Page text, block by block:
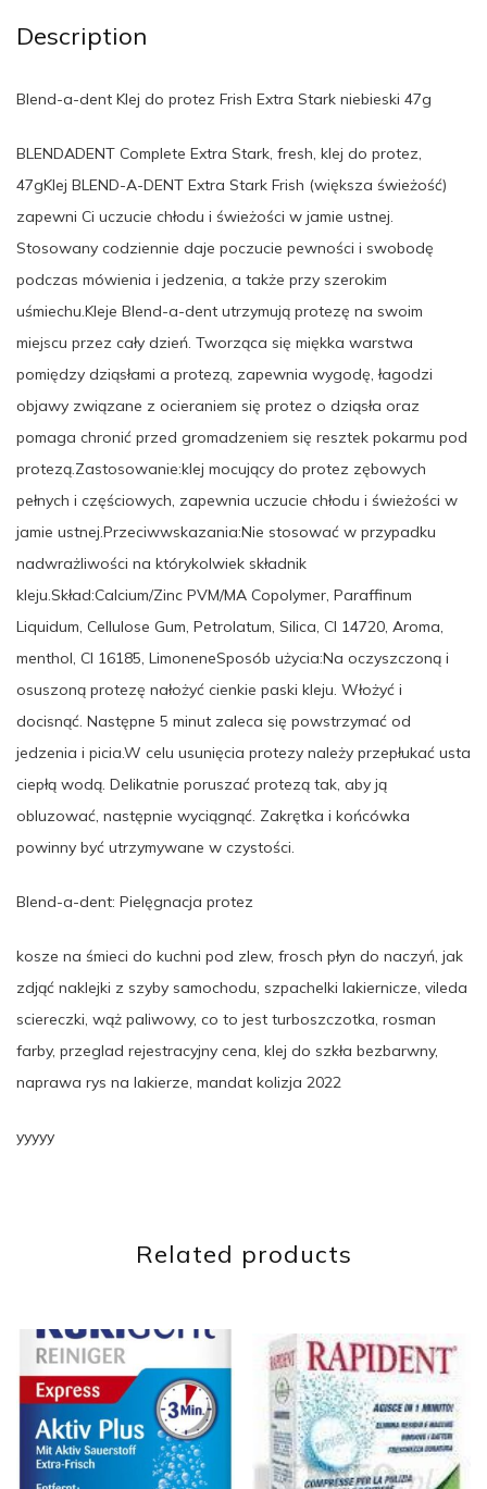
Description
Blend-a-dent Klej do protez Frish Extra Stark niebieski 47g
BLENDADENT Complete Extra Stark, fresh, klej do protez,
47gKlej BLEND-A-DENT Extra Stark Frish (większa świeżość)
zapewni Ci uczucie chłodu i świeżości w jamie ustnej.
Stosowany codziennie daje poczucie pewności i swobodę
podczas mówienia i jedzenia, a także przy szerokim
uśmiechu.Kleje Blend-a-dent utrzymują protezę na swoim
miejscu przez cały dzień. Tworząca się miękka warstwa
pomiędzy dziąsłami a protezą, zapewnia wygodę, łagodzi
objawy związane z ocieraniem się protez o dziąsła oraz
pomaga chronić przed gromadzeniem się resztek pokarmu pod
protezą.Zastosowanie:klej mocujący do protez zębowych
pełnych i częściowych, zapewnia uczucie chłodu i świeżości w
jamie ustnej.Przeciwwskazania:Nie stosować w przypadku
nadwrażliwości na którykolwiek składnik
kleju.Skład:Calcium/Zinc PVM/MA Copolymer, Paraffinum
Liquidum, Cellulose Gum, Petrolatum, Silica, CI 14720, Aroma,
menthol, CI 16185, LimoneneSposób użycia:Na oczyszczoną i
osuszoną protezę nałożyć cienkie paski kleju. Włożyć i
docisnąć. Następne 5 minut zaleca się powstrzymać od
jedzenia i picia.W celu usunięcia protezy należy przepłukać usta
ciepłą wodą. Delikatnie poruszać protezą tak, aby ją
obluzować, następnie wyciągnąć. Zakrętka i końcówka
powinny być utrzymywane w czystości.
Blend-a-dent: Pielęgnacja protez
kosze na śmieci do kuchni pod zlew, frosch płyn do naczyń, jak
zdjąć naklejki z szyby samochodu, szpachelki lakiernicze, vileda
sciereczki, wąż paliwowy, co to jest turboszczotka, rosman
farby, przeglad rejestracyjny cena, klej do szkła bezbarwny,
naprawa rys na lakierze, mandat kolizja 2022
yyyyy
Related products